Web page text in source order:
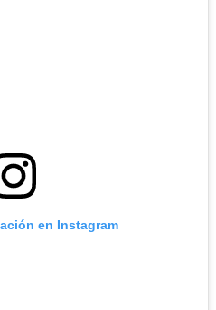
en Instagram